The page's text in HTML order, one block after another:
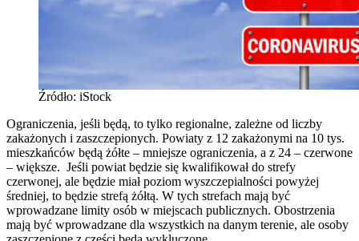
Źródło: iStock
Ograniczenia, jeśli będą, to tylko regionalne, zależne od liczby
zakażonych i zaszczepionych. Powiaty z 12 zakażonymi na 10 tys.
mieszkańców będą żółte – mniejsze ograniczenia, a z 24 – czerwone
– większe. Jeśli powiat będzie się kwalifikował do strefy
czerwonej, ale będzie miał poziom wyszczepialności powyżej
średniej, to będzie strefą żółtą. W tych strefach mają być
wprowadzane limity osób w miejscach publicznych. Obostrzenia
mają być wprowadzane dla wszystkich na danym terenie, ale osoby